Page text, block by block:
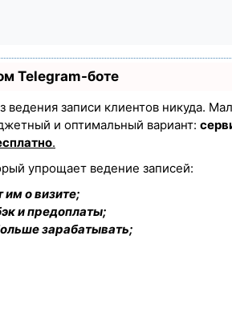
Telegram-боте
ведения записи клиентов никуда.
и оптимальный вариант:
.
упрощает ведение записей:
им о визите;
и предоплаты;
зарабатывать;